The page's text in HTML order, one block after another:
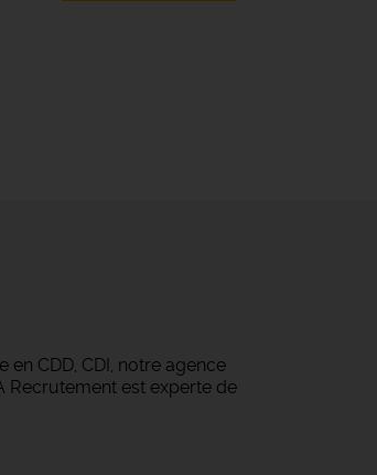
CDD, CDI, notre agence
Recrutement est experte de